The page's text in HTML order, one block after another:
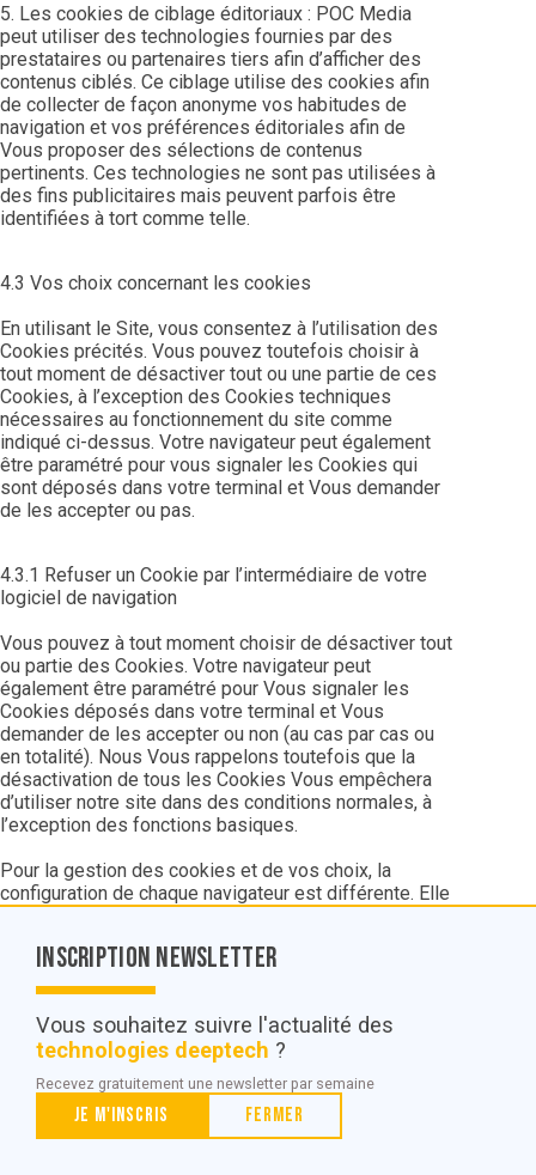
5. Les cookies de ciblage éditoriaux : POC Media
peut utiliser des technologies fournies par des
prestataires ou partenaires tiers afin d’afficher des
contenus ciblés. Ce ciblage utilise des cookies afin
de collecter de façon anonyme vos habitudes de
navigation et vos préférences éditoriales afin de
Vous proposer des sélections de contenus
pertinents. Ces technologies ne sont pas utilisées à
des fins publicitaires mais peuvent parfois être
identifiées à tort comme telle.
4.3 Vos choix concernant les cookies
En utilisant le Site, vous consentez à l’utilisation des
Cookies précités. Vous pouvez toutefois choisir à
tout moment de désactiver tout ou une partie de ces
Cookies, à l’exception des Cookies techniques
nécessaires au fonctionnement du site comme
indiqué ci-dessus. Votre navigateur peut également
être paramétré pour vous signaler les Cookies qui
sont déposés dans votre terminal et Vous demander
de les accepter ou pas.
4.3.1 Refuser un Cookie par l’intermédiaire de votre
logiciel de navigation
Vous pouvez à tout moment choisir de désactiver tout
ou partie des Cookies. Votre navigateur peut
également être paramétré pour Vous signaler les
Cookies déposés dans votre terminal et Vous
demander de les accepter ou non (au cas par cas ou
en totalité). Nous Vous rappelons toutefois que la
désactivation de tous les Cookies Vous empêchera
d’utiliser notre site dans des conditions normales, à
l’exception des fonctions basiques.
Pour la gestion des cookies et de vos choix, la
configuration de chaque navigateur est différente. Elle
modifier vos souhaits en matière de cookies.
4.3.2 Refuser un Cookie d’audience
Sur le Site, les Cookies d’audience sont déposés par
Google Analytics. Si vous ne souhaitez pas que notre
site enregistre des Cookies dans votre navigateur à
des fins de mesure d’audience, Vous pouvez suivre la
Inscription Newsletter
Vous souhaitez suivre l'actualité des
technologies deeptech ?
Recevez gratuitement une newsletter par semaine
Je m'inscris Fermer